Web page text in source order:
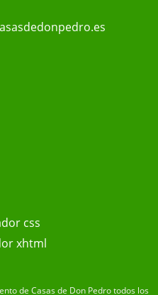
de Casas de Don Pedro todos los